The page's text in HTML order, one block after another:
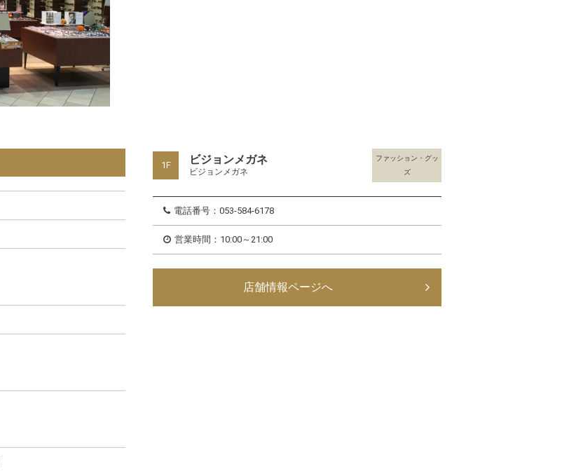
1F ビジョンメガネ
ビジョンメガネ
ファッション・グッ
ズ
電話番号：053-584-6178
営業時間：10:00～21:00
店舗情報ページへ